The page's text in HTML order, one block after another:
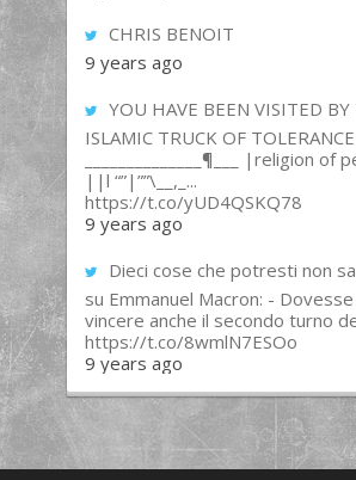
CHRIS BENOIT
9 years ago
YOU HAVE BEEN VISITED BY
ISLAMIC TRUCK OF TOLERANCE
______________¶___ |religion of
||l “”|””\__,_...
https://t.co/yUD4QSKQ78
9 years ago
Dieci cose che potresti non
su Emmanuel Macron: - Dovesse
vincere anche il secondo turno
https://t.co/8wmlN7ESOo
9 years ago